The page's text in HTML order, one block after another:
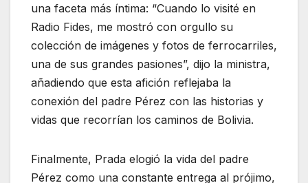
una faceta más íntima: “Cuando lo visité en
Radio Fides, me mostró con orgullo su
colección de imágenes y fotos de ferrocarriles,
una de sus grandes pasiones”, dijo la ministra,
añadiendo que esta afición reflejaba la
conexión del padre Pérez con las historias y
vidas que recorrían los caminos de Bolivia.
Finalmente, Prada elogió la vida del padre
Pérez como una constante entrega al prójimo,